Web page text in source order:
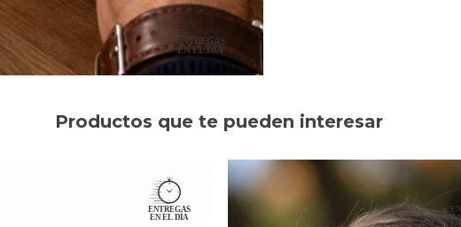
Productos que te pueden interesar